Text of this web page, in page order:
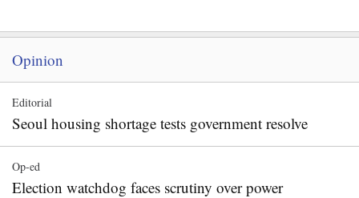
Opinion
Editorial
Seoul housing shortage tests government resolve
Op-ed
Election watchdog faces scrutiny over power